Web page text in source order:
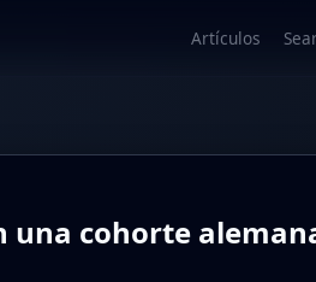
Artículos
una cohorte